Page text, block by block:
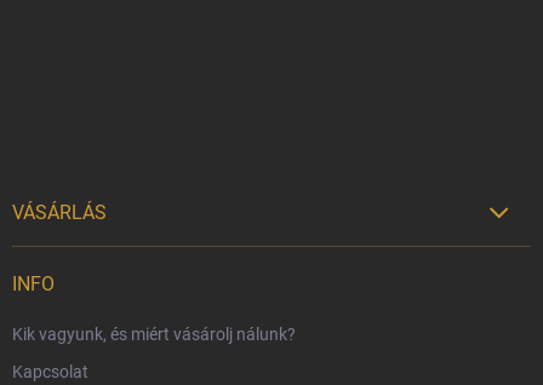
VÁSÁRLÁS 
Harry Potter bolt Magyarország
Rendelésem
INFO
Kik vagyunk, és miért vásárolj nálunk?
Kapcsolat